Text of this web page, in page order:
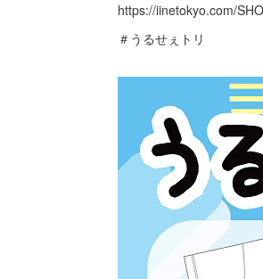
https://iinetokyo.com/
＃うるせぇトリ